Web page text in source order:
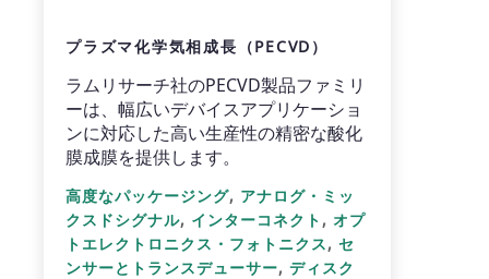
プラズマ化学気相成長（PECVD）
ラムリサーチ社のPECVD製品ファミリ
ーは、幅広いデバイスアプリケーショ
ンに対応した高い生産性の精密な酸化
膜成膜を提供します。
高度なパッケージング, アナログ・ミッ
クスドシグナル, インターコネクト , オプ
トエレクトロニクス・フォトニクス, セ
ンサーとトランスデューサー, ディスク